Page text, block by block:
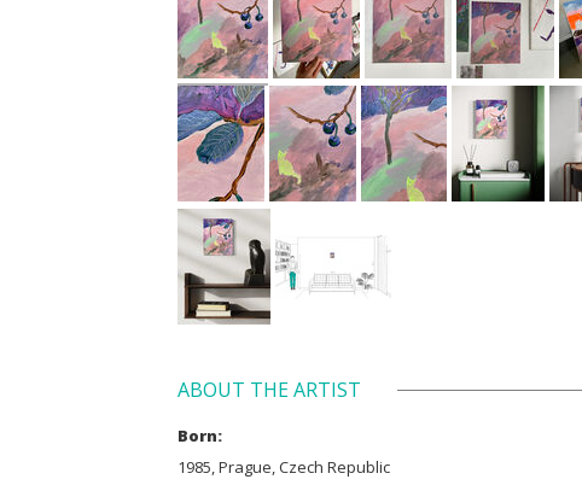
ABOUT THE ARTIST
Born:
1985, Prague, Czech Republic